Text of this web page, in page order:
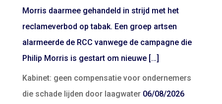
Morris daarmee gehandeld in strijd met het
reclameverbod op tabak. Een groep artsen
alarmeerde de RCC vanwege de campagne die
Philip Morris is gestart om nieuwe […]
Kabinet: geen compensatie voor ondernemers
die schade lijden door laagwater 06/08/2026